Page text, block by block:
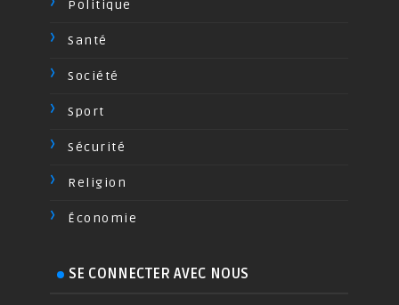
Politique
Santé
Société
Sport
Sécurité
Religion
Économie
SE CONNECTER AVEC NOUS